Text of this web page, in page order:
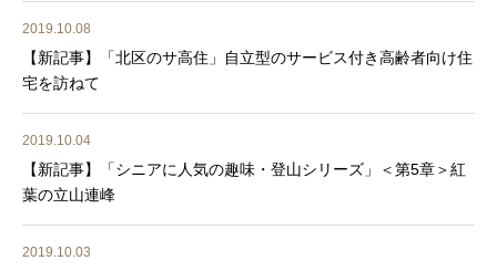
2019.10.08
【新記事】「北区のサ高住」自立型のサービス付き高齢者向け住
宅を訪ねて
2019.10.04
【新記事】「シニアに人気の趣味・登山シリーズ」＜第5章＞紅
葉の立山連峰
2019.10.03